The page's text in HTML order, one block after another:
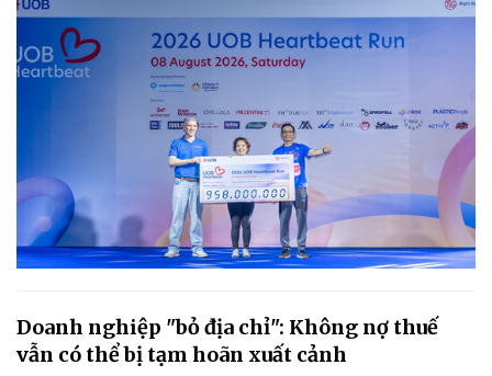
Doanh nghiệp "bỏ địa chỉ": Không nợ thuế
vẫn có thể bị tạm hoãn xuất cảnh